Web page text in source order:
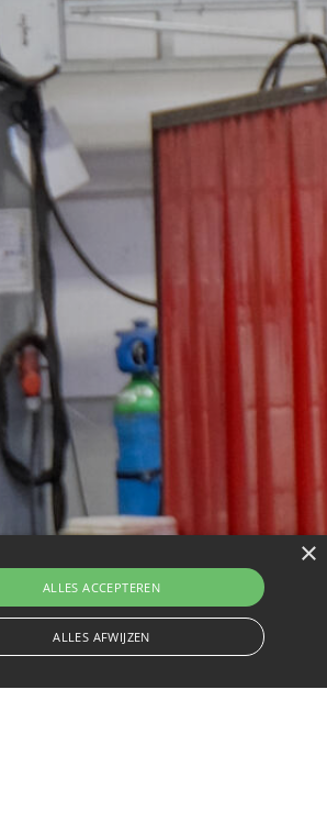
×
ALLES ACCEPTEREN
ALLES AFWIJZEN